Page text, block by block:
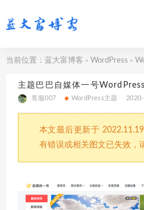
当前位置： 蓝大富博客 > WordPress >
主题巴巴自媒体一号
客服007 WordPress主题
本文最后更新于
有错误或相关图文已失效，